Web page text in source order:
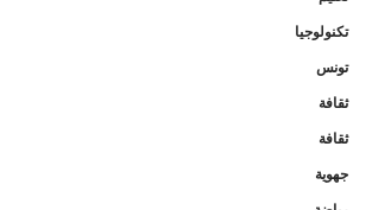
تكنولوجيا
تونس
ثقافة
ثقافة
جهوية